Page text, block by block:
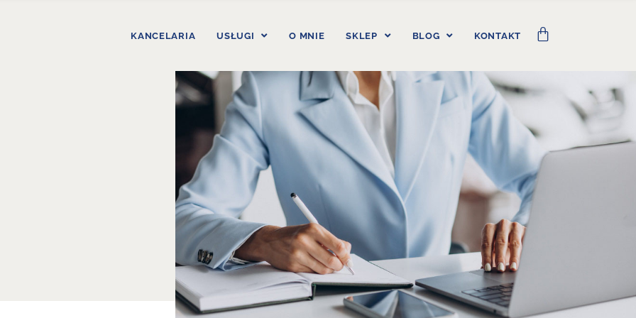
KANCELARIA USŁUGI O MNIE SKLEP BLOG KONTAKT